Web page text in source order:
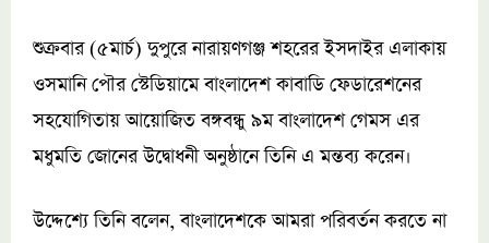
শুক্রবার (৫মার্চ) দুপুরে নারায়ণগঞ্জ শহরের ইসদাইর এলাকায়
ওসমানি পৌর স্টেডিয়ামে বাংলাদেশ কাবাডি ফেডারেশনের
সহযোগিতায় আয়োজিত বঙ্গবন্ধু ৯ম বাংলাদেশ গেমস এর
মধুমতি জোনের উদ্বোধনী অনুষ্ঠানে তিনি এ মন্তব্য করেন।
উদ্দেশ্যে তিনি বলেন, বাংলাদেশকে আমরা পরিবর্তন করতে না